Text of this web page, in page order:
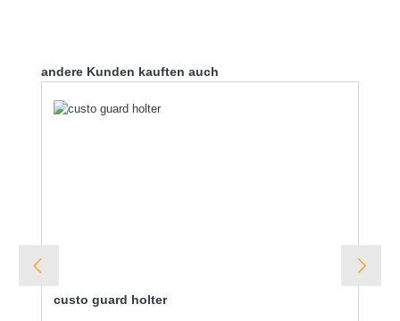
Produktgalerie überspringen
andere Kunden kauften auch
custo guard holter